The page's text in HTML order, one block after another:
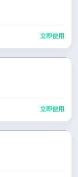
立即使用
立即使用